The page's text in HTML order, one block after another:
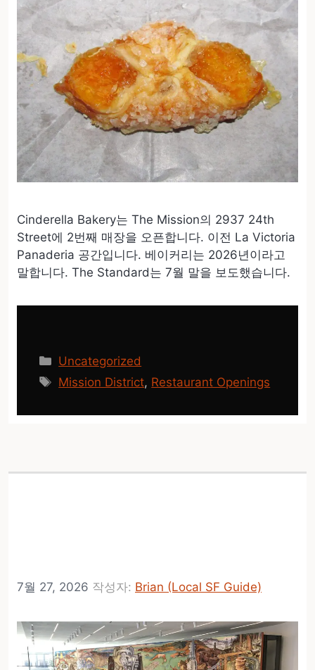
Cinderella Bakery는 The Mission의 2937 24th
Street에 2번째 매장을 오픈합니다. 이전 La Victoria
Panaderia 공간입니다. 베이커리는 2026년이라고
말합니다. The Standard는 7월 말을 보도했습니다.
카
테
Uncategorized
태
Mission District, Restaurant Openings
7월 27, 2026 작성자: Brian (Local SF Guide)